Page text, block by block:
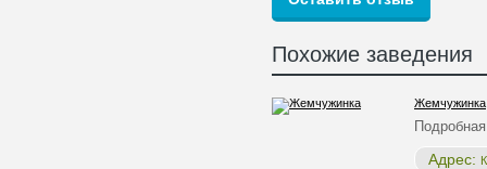
Похожие заведения
Жемчужинка
Адрес: